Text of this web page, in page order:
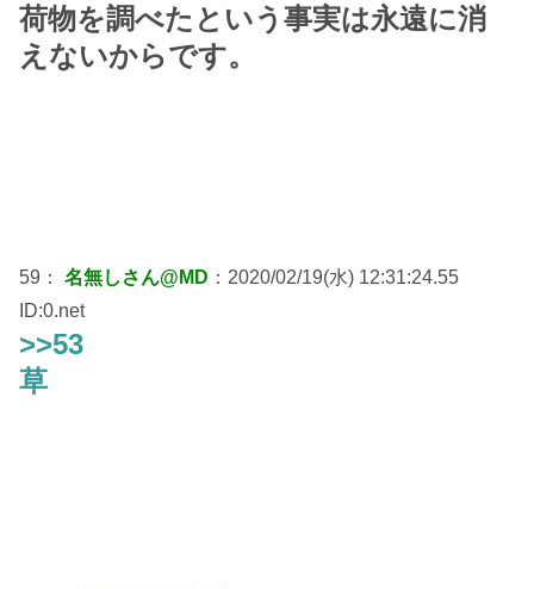
荷物を調べたという事実は永遠に消
えないからです。
59： 名無しさん@MD ：2020/02/19(水) 12:31:24.55
ID:0.net
>>53
草